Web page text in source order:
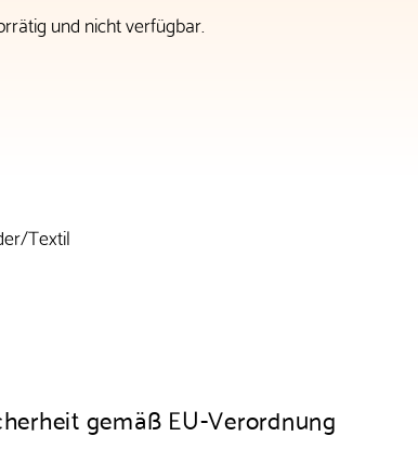
und nicht verfügbar.
Textil
gemäß EU-Verordnung